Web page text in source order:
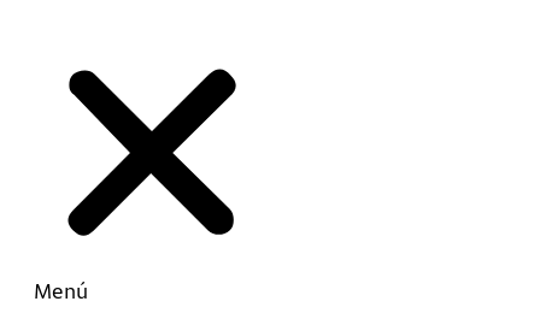
Menú